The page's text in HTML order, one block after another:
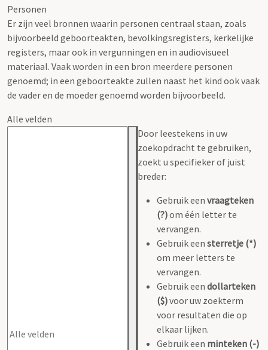
Personen
Er zijn veel bronnen waarin personen centraal staan, zoals
bijvoorbeeld geboorteakten, bevolkingsregisters, kerkelijke
registers, maar ook in vergunningen en in audiovisueel
materiaal. Vaak worden in een bron meerdere personen
genoemd; in een geboorteakte zullen naast het kind ook vaak
de vader en de moeder genoemd worden bijvoorbeeld.
Alle velden
Door leestekens in uw
zoekopdracht te gebruiken,
zoekt u specifieker of juist
breder:
Gebruik een vraagteken
(?)om één letter te
vervangen.
Gebruik een sterretje (*)
om meer letters te
vervangen.
Gebruik een dollarteken
($)voor uw zoekterm
voor resultaten die op
elkaar lijken.
Gebruik een minteken (-)